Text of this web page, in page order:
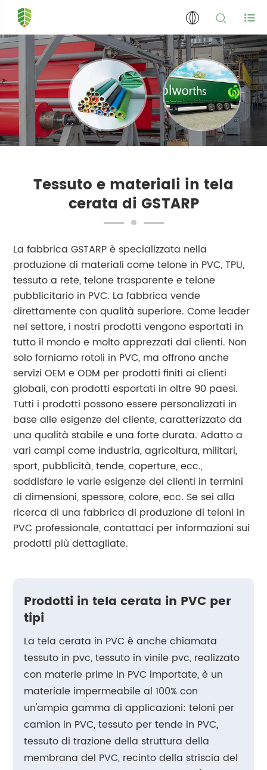
Tessuto e materiali in tela
cerata di GSTARP
La fabbrica GSTARP è specializzata nella
produzione di materiali come telone in PVC, TPU,
tessuto a rete, telone trasparente e telone
pubblicitario in PVC. La fabbrica vende
direttamente con qualità superiore. Come leader
nel settore, i nostri prodotti vengono esportati in
tutto il mondo e molto apprezzati dai clienti. Non
solo forniamo rotoli in PVC, ma offrono anche
servizi OEM e ODM per prodotti finiti ai clienti
globali, con prodotti esportati in oltre 90 paesi.
Tutti i prodotti possono essere personalizzati in
base alle esigenze del cliente, caratterizzato da
una qualità stabile e una forte durata. Adatto a
vari campi come industria, agricoltura, militari,
sport, pubblicità, tende, coperture, ecc.,
soddisfare le varie esigenze dei clienti in termini
di dimensioni, spessore, colore, ecc. Se sei alla
ricerca di una fabbrica di produzione di teloni in
PVC professionale, contattaci per informazioni sui
prodotti più dettagliate.
Prodotti in tela cerata in PVC per
tipi
La tela cerata in PVC è anche chiamata
tessuto in pvc, tessuto in vinile pvc, realizzato
con materie prime in PVC importate, è un
materiale impermeabile al 100% con
un'ampia gamma di applicazioni: teloni per
camion in PVC, tessuto per tende in PVC,
tessuto di trazione della struttura della
membrana del PVC, recinto della striscia del